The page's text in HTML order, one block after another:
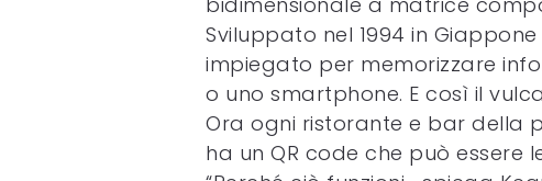
Sviluppato nel 1994 in
impiegato per memorizzare
o uno smartphone. E così il
Ora ogni ristorante e bar della
ha un QR code che può